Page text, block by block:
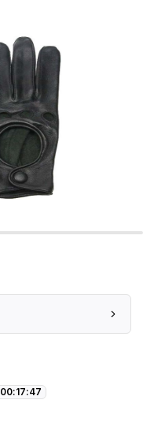
00:17:47